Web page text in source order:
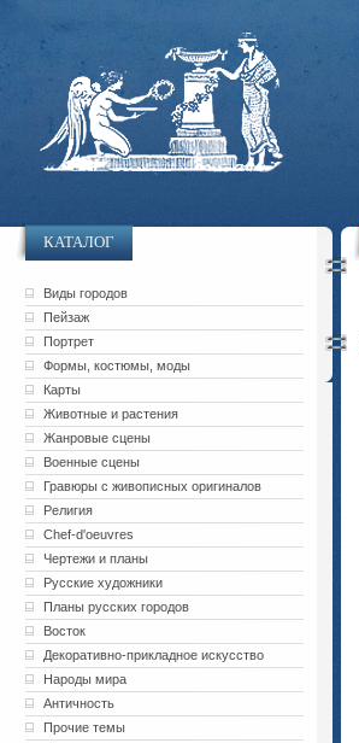
КАТАЛОГ
Виды городов
Пейзаж
Портрет
Формы, костюмы, моды
Карты
Животные и растения
Жанровые сцены
Военные сцены
Гравюры с живописных оригиналов
Религия
Chef-d'oeuvres
Чертежи и планы
Русские художники
Планы русских городов
Восток
Декоративно-прикладное искусство
Народы мира
Античность
Прочие темы